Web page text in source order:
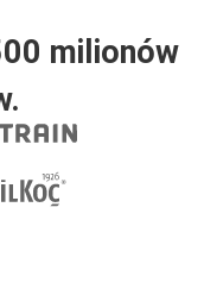
milionów